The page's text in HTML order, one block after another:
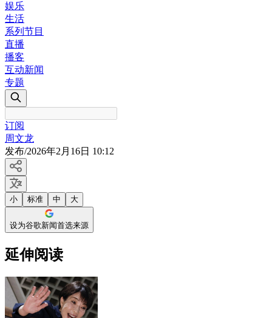
娱乐
生活
系列节目
直播
播客
互动新闻
专题
订阅
周文龙
发布/2026年2月16日 10:12
小 标准 中 大
设为谷歌新闻首选来源
延伸阅读